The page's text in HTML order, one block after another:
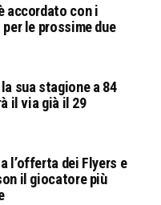
accordato con i
le prossime due
sua stagione a 84
il via già il 29
l’offerta dei Flyers e
il giocatore più